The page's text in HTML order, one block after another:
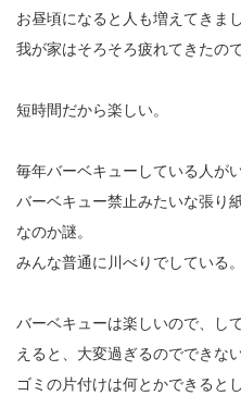
お昼頃になると人も増えてきまし
我が家はそろそろ疲れてきたの
短時間だから楽しい。
毎年バーベキューしている人がい
バーベキュー禁止みたいな張り
なのか謎。
みんな普通に川べりでしている。
バーベキューは楽しいので、し
えると、大変過ぎるのでできない
ゴミの片付けは何とかできると